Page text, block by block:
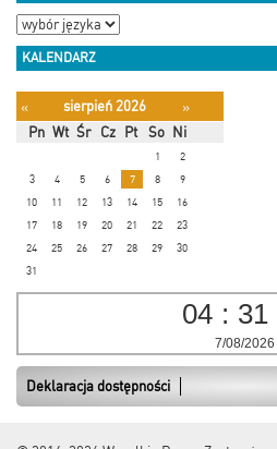
KALENDARZ
« sierpień 2026
»
Pn Wt Śr Cz Pt So Ni
1
2
3
4 5 6 7 8
9
10
11 12 13 14 15
16
17
18 19 20 21 22
23
24
25 26 27 28 29
30
31
04 : 31
7/08/2026
Deklaracja dostępności